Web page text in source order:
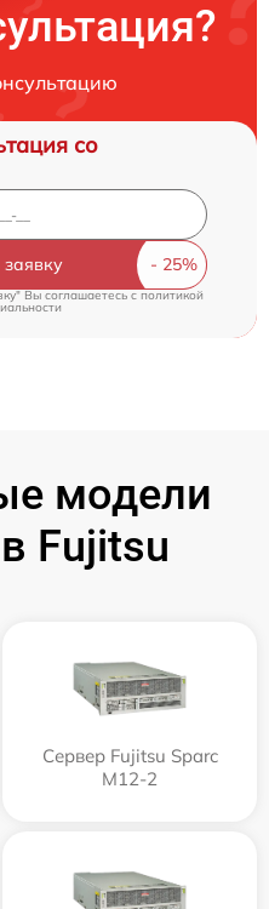
со
заявку
Вы соглашаетесь cполитикой
модели
Fujitsu
Сервер Fujitsu Sparc
M12-2